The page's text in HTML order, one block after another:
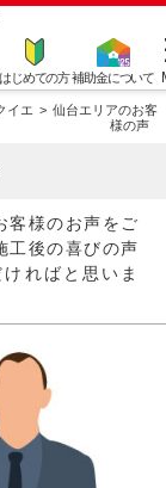
はじめての方補助金について
イエ
仙台エリアのお客
様の声
客様のお声をご
工後の喜びの声
ればと思いま